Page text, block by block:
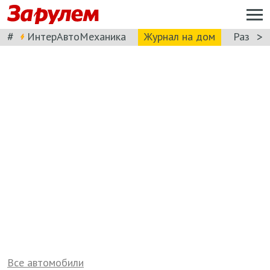
# ИнтерАвтоМеханика Журнал на дом >
Все автомобили